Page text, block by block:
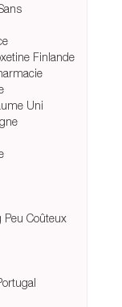
Finlande
Uni
Coûteux